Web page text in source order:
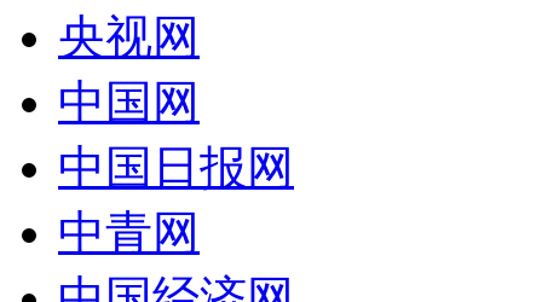
央视网
中国网
中国日报网
中青网